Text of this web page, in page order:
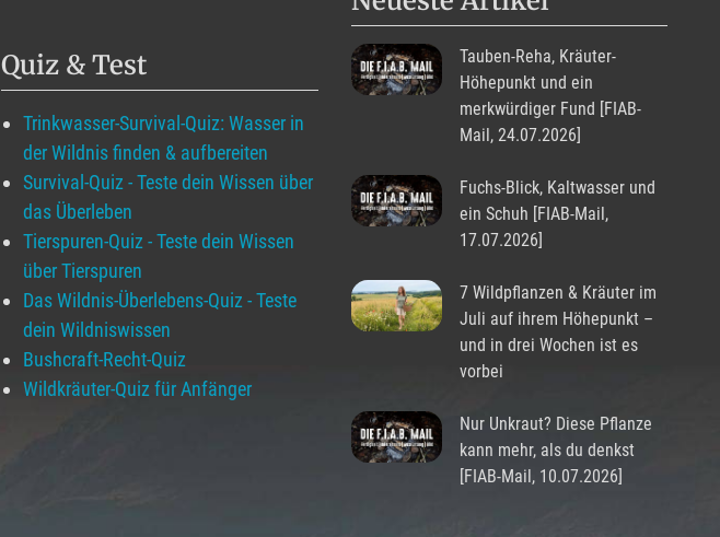
Quiz & Test
Trinkwasser-Survival-Quiz: Wasser in
der Wildnis finden & aufbereiten
Survival-Quiz - Teste dein Wissen über
das Überleben
Tierspuren-Quiz - Teste dein Wissen
über Tierspuren
Das Wildnis-Überlebens-Quiz - Teste
dein Wildniswissen
Bushcraft-Recht-Quiz
Wildkräuter-Quiz für Anfänger
Tauben-Reha, Kräuter-
Höhepunkt und ein
merkwürdiger Fund [FIAB-
Mail, 24.07.2026]
Fuchs-Blick, Kaltwasser und
ein Schuh [FIAB-Mail,
17.07.2026]
7 Wildpflanzen & Kräuter im
Juli auf ihrem Höhepunkt –
und in drei Wochen ist es
vorbei
Nur Unkraut? Diese Pflanze
kann mehr, als du denkst
[FIAB-Mail, 10.07.2026]